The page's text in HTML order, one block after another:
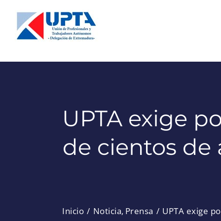
contenido
UPTA exige
de cientos de
Inicio Noticia Prensa UPTA exige